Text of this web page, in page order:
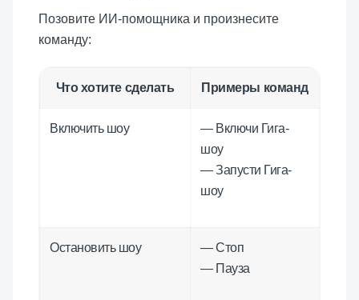
Позовите ИИ-помощника и произнесите
команду:
Что хотите сделать Примеры команд
Включить шоу
— Включи Гига-
шоу
— Запусти Гига-
шоу
Остановить шоу
— Стоп
— Пауза